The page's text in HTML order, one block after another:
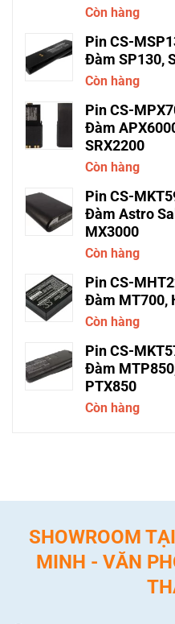
Còn hàng
Pin CS-
Đàm SP130,
Còn hàng
Pin CS-
Đàm
SRX2200
Còn hàng
Pin CS-
Đàm Astro
MX3000
Còn hàng
Pin CS-
Đàm MT700,
Còn hàng
Pin CS-
Đàm
PTX850
Còn hàng
SHOWROOM
MINH - VĂN